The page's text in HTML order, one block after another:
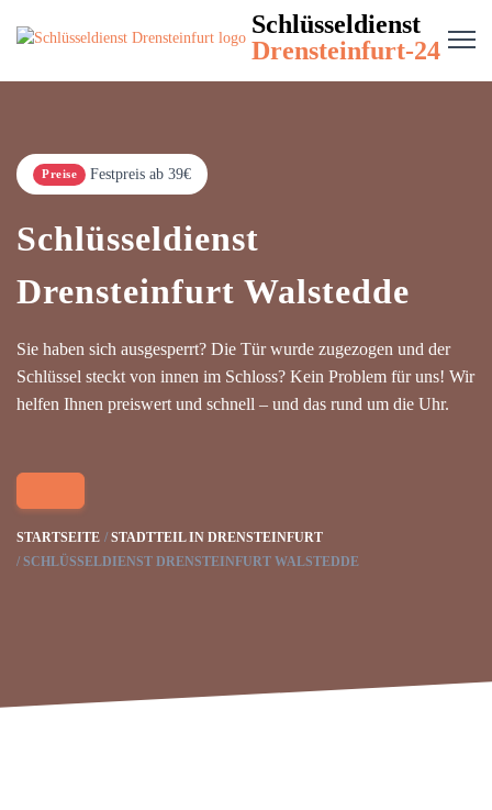
Schlüsseldienst
Drensteinfurt-24
Preise Festpreis ab 39€
Schlüsseldienst
Drensteinfurt Walstedde
Sie haben sich ausgesperrt? Die Tür wurde zugezogen und der
Schlüssel steckt von innen im Schloss? Kein Problem für uns! Wir
helfen Ihnen preiswert und schnell – und das rund um die Uhr.
STARTSEITE
STADTTEIL IN DRENSTEINFURT
SCHLÜSSELDIENST DRENSTEINFURT WALSTEDDE